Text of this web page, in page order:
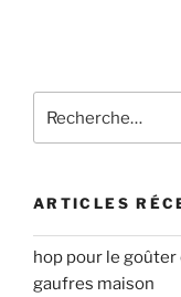
pour
ARTICLES
hop pour le goûter
gaufres maison